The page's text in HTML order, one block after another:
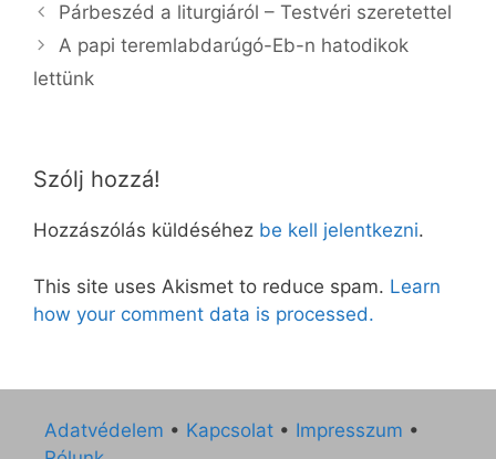
Párbeszéd a liturgiáról – Testvéri szeretettel
A papi teremlabdarúgó-Eb-n hatodikok
lettünk
Szólj hozzá!
Hozzászólás küldéséhez be kell jelentkezni.
This site uses Akismet to reduce spam. Learn
how your comment data is processed.
Adatvédelem • Kapcsolat • Impresszum •